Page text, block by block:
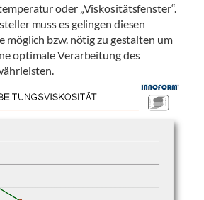
oder „Viskositätsfenster“.
muss es gelingen diesen
möglich bzw. nötig zu gestalten um
optimale Verarbeitung des